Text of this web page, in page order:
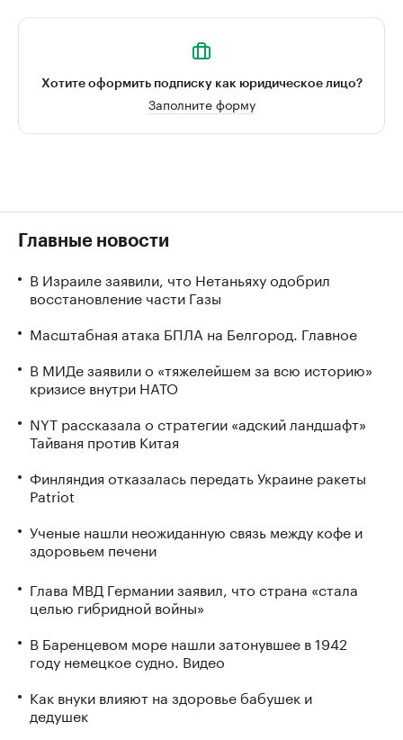
Хотите оформить подписку как юридическое лицо?
Заполните форму
Главные новости
В Израиле заявили, что Нетаньяху одобрил
восстановление части Газы
Масштабная атака БПЛА на Белгород. Главное
В МИДе заявили о «тяжелейшем за всю историю»
кризисе внутри НАТО
NYT рассказала о стратегии «адский ландшафт»
Тайваня против Китая
Финляндия отказалась передать Украине ракеты
Patriot
Ученые нашли неожиданную связь между кофе и
здоровьем печени
Глава МВД Германии заявил, что страна «стала
целью гибридной войны»
В Баренцевом море нашли затонувшее в 1942
году немецкое судно. Видео
Как внуки влияют на здоровье бабушек и
дедушек